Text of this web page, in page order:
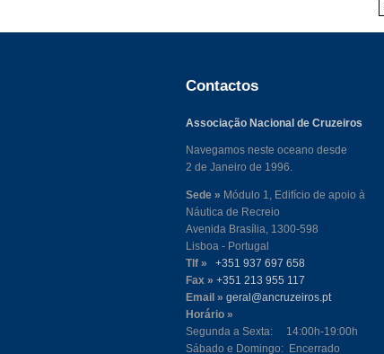
Contactos
Associação Nacional de Cruzeiros
Navegamos neste oceano desde
2 de Janeiro de 1996.
Sede » Módulo 1, Edifício de apoio à
Náutica de Recreio
Avenida Brasília, 1300-598
Lisboa - Portugal
Tlf »
+351 937 697 658
Fax » +351 213 955 117
Email » geral@ancruzeiros.pt
Horário »
Segunda a Sexta: 14:00h-19:00h
Sábado e Domingo: Encerrado